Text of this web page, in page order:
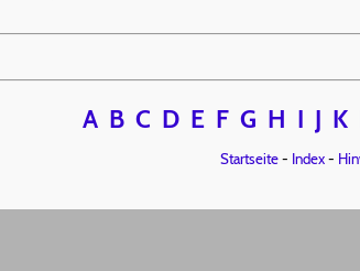
A B C D E F G H I J K
Startseite- Index-